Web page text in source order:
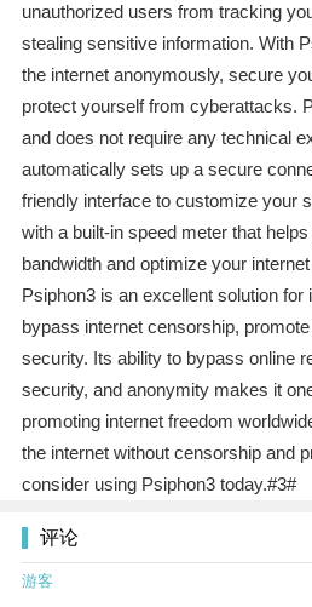
unauthorized users from tracking
stealing sensitive information. With
the internet anonymously, secure
protect yourself from cyberattacks.
and does not require any technical
automatically sets up a secure
friendly interface to customize your
with a built-in speed meter that
bandwidth and optimize your
Psiphon3 is an excellent solution
bypass internet censorship,
security. Its ability to bypass online
security, and anonymity makes it
promoting internet freedom
the internet without censorship and
consider using Psiphon3 today.#3#
评论
游客